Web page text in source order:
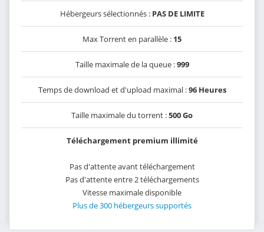
Hébergeurs sélectionnés : PAS DE LIMITE
Max Torrent en parallèle : 15
Taille maximale de la queue :999
Temps de download et d'upload maximal :96 Heures
Taille maximale du torrent :500 Go
Téléchargement premium illimité
Pas d'attente avant téléchargement
Pas d'attente entre 2 téléchargements
Vitesse maximale disponible
Plus de 300 hébergeurs supportés